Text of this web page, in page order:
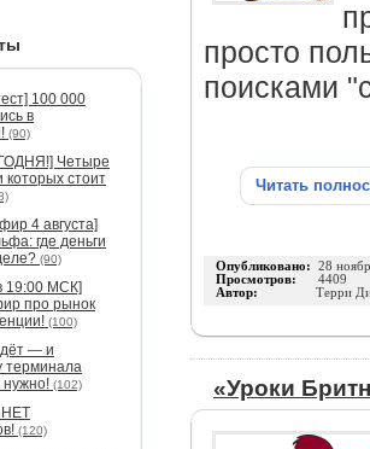
100 000
в
(90)
Четыре
стоит
4 августа]
где деньги
(90)
19:00 МСК]
про рынок
(100)
— и
терминала
(102)
НЕТ
(120)
просто
поисками
Читать
Опубликовано: 28
Просмотров: 4409
Автор: Терри
«Уроки